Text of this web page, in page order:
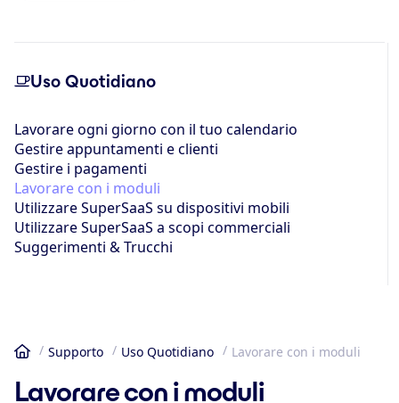
Uso Quotidiano
Lavorare ogni giorno con il tuo calendario
Gestire appuntamenti e clienti
Gestire i pagamenti
Lavorare con i moduli
Utilizzare SuperSaaS su dispositivi mobili
Utilizzare SuperSaaS a scopi commerciali
Suggerimenti & Trucchi
Home
Supporto Uso Quotidiano Lavorare con i moduli
Lavorare con i moduli